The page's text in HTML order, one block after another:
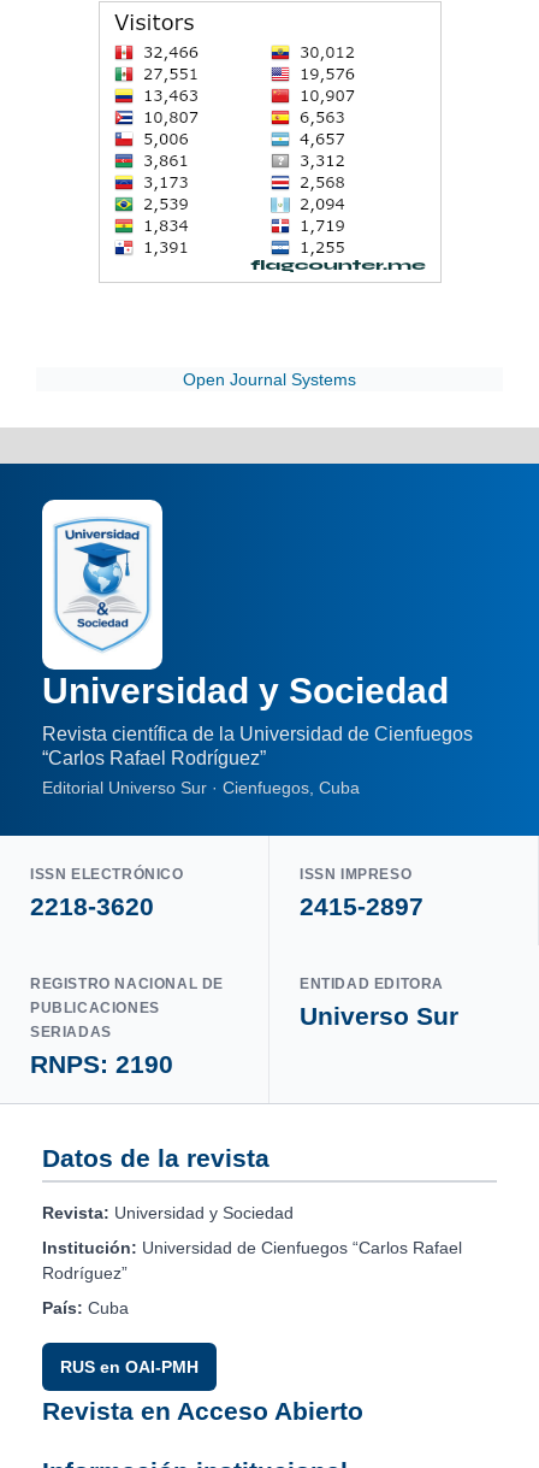
Open Journal Systems
Universidad y Sociedad
Revista científica de la Universidad de Cienfuegos
“Carlos Rafael Rodríguez”
Editorial Universo Sur · Cienfuegos, Cuba
ISSN ELECTRÓNICO
2218-3620
ISSN IMPRESO
2415-2897
REGISTRO NACIONAL DE
PUBLICACIONES
SERIADAS
RNPS: 2190
ENTIDAD EDITORA
Universo Sur
Datos de la revista
Revista: Universidad y Sociedad
Institución: Universidad de Cienfuegos “Carlos Rafael
Rodríguez”
País: Cuba
RUS en OAI-PMH
Revista en Acceso Abierto